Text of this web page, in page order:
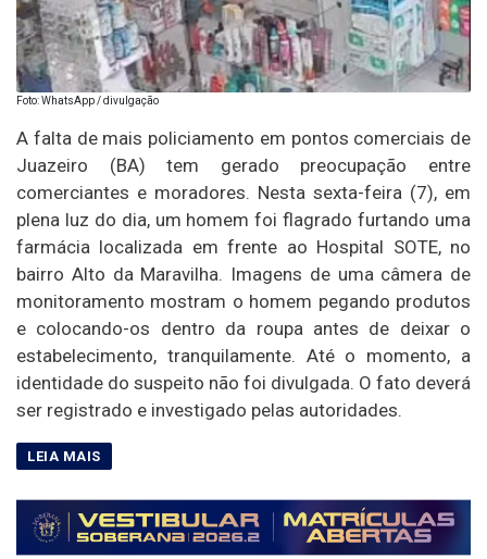
Foto: WhatsApp / divulgação
A falta de mais policiamento em pontos comerciais de
Juazeiro (BA) tem gerado preocupação entre
comerciantes e moradores. Nesta sexta-feira (7), em
plena luz do dia, um homem foi flagrado furtando uma
farmácia localizada em frente ao Hospital SOTE, no
bairro Alto da Maravilha. Imagens de uma câmera de
monitoramento mostram o homem pegando produtos
e colocando-os dentro da roupa antes de deixar o
estabelecimento, tranquilamente. Até o momento, a
identidade do suspeito não foi divulgada. O fato deverá
ser registrado e investigado pelas autoridades.